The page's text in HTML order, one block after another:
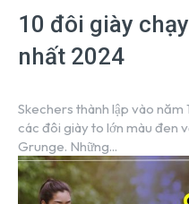
10 đôi giày
nhất 2024
Skechers thành lập vào năm
các đôi giày to lớn màu đen
Grunge. Những...